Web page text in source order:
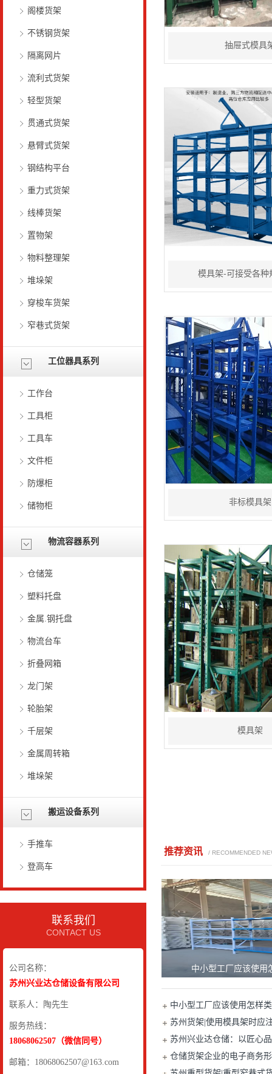
抽屉式模具
模具架-可接受各种
非标模具架
模具架
推荐资讯 / RECOMMENDED
中小型工厂应该使用
中小型工厂应该使用怎样
苏州货架|使用模具架时应
苏州兴业达仓储：以匠心
仓储货架企业的电子商务
阁楼货架
不锈钢货架
隔离网片
流利式货架
轻型货架
贯通式货架
悬臂式货架
钢结构平台
重力式货架
线棒货架
置物架
物料整理架
堆垛架
穿梭车货架
窄巷式货架
工位器具系列
工作台
工具柜
工具车
文件柜
防爆柜
储物柜
物流容器系列
仓储笼
塑料托盘
金属.钢托盘
物流台车
折叠网箱
龙门架
轮胎架
千层架
金属周转箱
堆垛架
搬运设备系列
手推车
登高车
联系我们
CONTACT US
公司名称：
苏州兴业达仓储设备有限公司
联系人：陶先生
服务热线：
18068062507（微信同号）
邮箱：18068062507@163.com